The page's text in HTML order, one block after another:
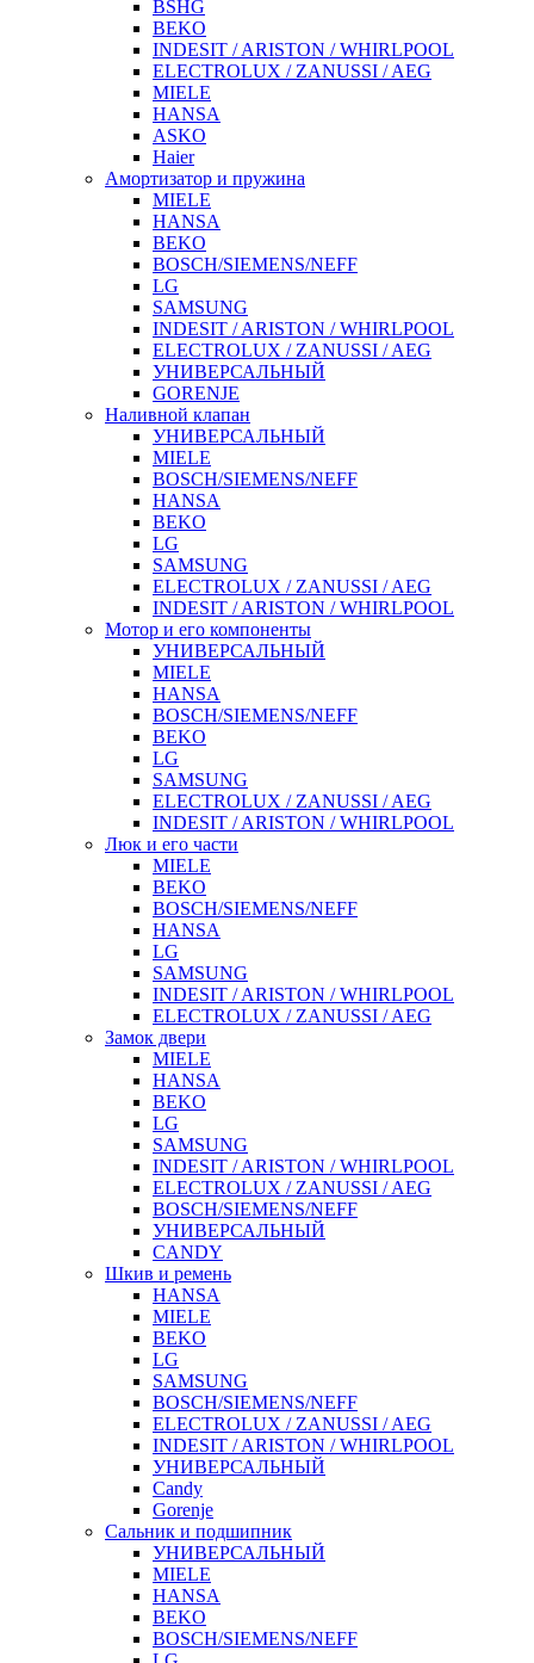
BSHG
BEKO
INDESIT / ARISTON / WHIRLPOOL
ELECTROLUX / ZANUSSI / AEG
MIELE
HANSA
ASKO
Haier
Амортизатор и пружина
MIELE
HANSA
BEKO
BOSCH/SIEMENS/NEFF
LG
SAMSUNG
INDESIT / ARISTON / WHIRLPOOL
ELECTROLUX / ZANUSSI / AEG
УНИВЕРСАЛЬНЫЙ
GORENJE
Наливной клапан
УНИВЕРСАЛЬНЫЙ
MIELE
BOSCH/SIEMENS/NEFF
HANSA
BEKO
LG
SAMSUNG
ELECTROLUX / ZANUSSI / AEG
INDESIT / ARISTON / WHIRLPOOL
Мотор и его компоненты
УНИВЕРСАЛЬНЫЙ
MIELE
HANSA
BOSCH/SIEMENS/NEFF
BEKO
LG
SAMSUNG
ELECTROLUX / ZANUSSI / AEG
INDESIT / ARISTON / WHIRLPOOL
Люк и его части
MIELE
BEKO
BOSCH/SIEMENS/NEFF
HANSA
LG
SAMSUNG
INDESIT / ARISTON / WHIRLPOOL
ELECTROLUX / ZANUSSI / AEG
Замок двери
MIELE
HANSA
BEKO
LG
SAMSUNG
INDESIT / ARISTON / WHIRLPOOL
ELECTROLUX / ZANUSSI / AEG
BOSCH/SIEMENS/NEFF
УНИВЕРСАЛЬНЫЙ
CANDY
Шкив и ремень
HANSA
MIELE
BEKO
LG
SAMSUNG
BOSCH/SIEMENS/NEFF
ELECTROLUX / ZANUSSI / AEG
INDESIT / ARISTON / WHIRLPOOL
УНИВЕРСАЛЬНЫЙ
Candy
Gorenje
Сальник и подшипник
УНИВЕРСАЛЬНЫЙ
MIELE
HANSA
BEKO
BOSCH/SIEMENS/NEFF